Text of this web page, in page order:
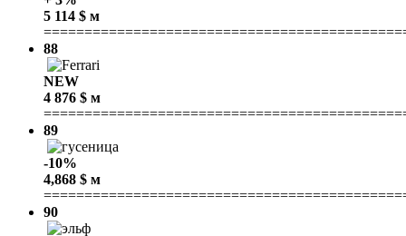
5 114 $ м
88
NEW
4 876 $ м
89
-10%
4,868 $ м
90